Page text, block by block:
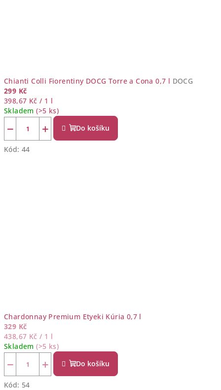
Chianti Colli Fiorentiny DOCG Torre a Cona 0,7 l DOCG
299 Kč
Měrná
cena:
398,67 Kč / 1 l
Skladem(>5 ks)
+
− Do košíku
Kód: 44
Chardonnay Premium Etyeki Kúria 0,7 l
329 Kč
Měrná
cena:
438,67 Kč / 1 l
Skladem(>5 ks)
+
− Do košíku
Kód: 54